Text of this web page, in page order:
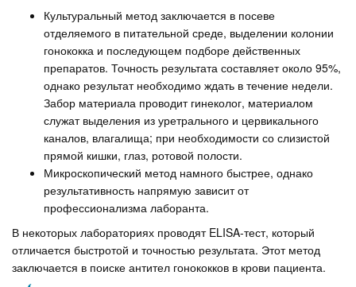
Культуральный метод заключается в посеве
отделяемого в питательной среде, выделении колонии
гонококка и последующем подборе действенных
препаратов. Точность результата составляет около 95%,
однако результат необходимо ждать в течение недели.
Забор материала проводит гинеколог, материалом
служат выделения из уретрального и цервикального
каналов, влагалища; при необходимости со слизистой
прямой кишки, глаз, ротовой полости.
Микроскопический метод намного быстрее, однако
результативность напрямую зависит от
профессионализма лаборанта.
В некоторых лабораториях проводят ELISA-тест, который
отличается быстротой и точностью результата. Этот метод
заключается в поиске антител гонококков в крови пациента.